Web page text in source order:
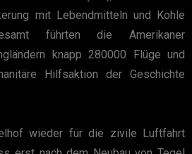
mit Lebendmitteln und Kohle
führten die Amerikaner
knapp 280000 Flüge und
Hilfsaktion der Geschichte
wieder für die zivile Luftfahrt